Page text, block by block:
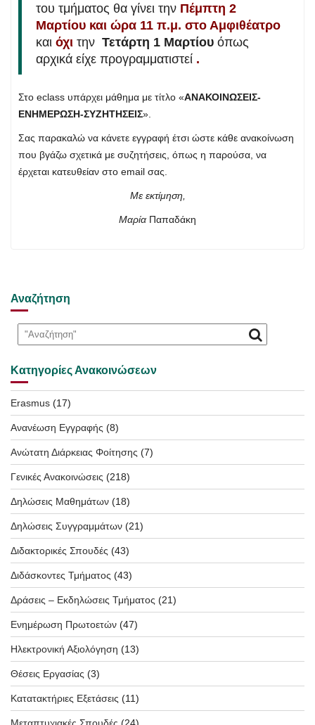
του τμήματος θα γίνει την Πέμπτη 2
Μαρτίου και ώρα 11 π.μ. στο Αμφιθέατρο
και όχι την Τετάρτη 1 Μαρτίου όπως
αρχικά είχε προγραμματιστεί .
Στο eclass υπάρχει μάθημα με τίτλο «ΑΝΑΚΟΙΝΩΣΕΙΣ-
ΕΝΗΜΕΡΩΣΗ-ΣΥΖΗΤΗΣΕΙΣ».
Σας παρακαλώ να κάνετε εγγραφή έτσι ώστε κάθε ανακοίνωση
που βγάζω σχετικά με συζητήσεις, όπως η παρούσα, να
έρχεται κατευθείαν στο email σας.
Με εκτίμηση,
Μαρία Παπαδάκη
Αναζήτηση
Κατηγορίες Ανακοινώσεων
Erasmus (17)
Ανανέωση Εγγραφής (8)
Ανώτατη Διάρκειας Φοίτησης (7)
Γενικές Ανακοινώσεις (218)
Δηλώσεις Μαθημάτων (18)
Δηλώσεις Συγγραμμάτων (21)
Διδακτορικές Σπουδές (43)
Διδάσκοντες Τμήματος (43)
Δράσεις – Εκδηλώσεις Τμήματος (21)
Ενημέρωση Πρωτοετών (47)
Ηλεκτρονική Αξιολόγηση (13)
Θέσεις Εργασίας (3)
Κατατακτήριες Εξετάσεις (11)